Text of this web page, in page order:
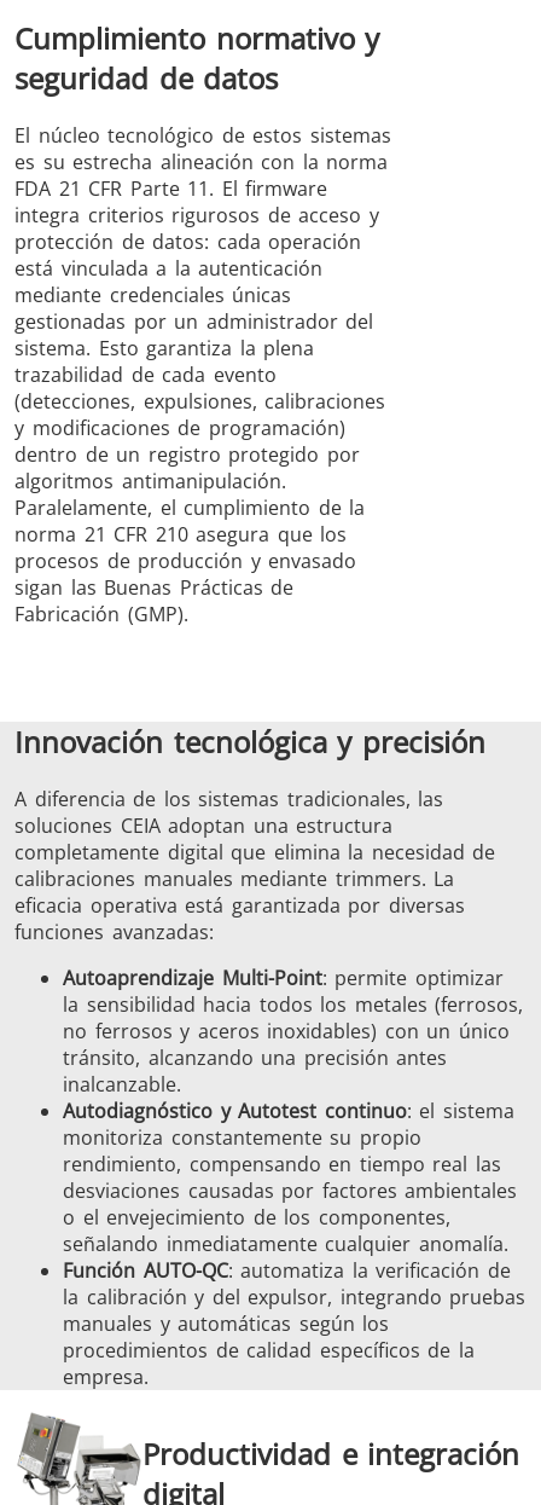
Cumplimiento normativo y
seguridad de datos
El núcleo tecnológico de estos sistemas
es su estrecha alineación con la norma
FDA 21 CFR Parte 11. El firmware
integra criterios rigurosos de acceso y
protección de datos: cada operación
está vinculada a la autenticación
mediante credenciales únicas
gestionadas por un administrador del
sistema. Esto garantiza la plena
trazabilidad de cada evento
(detecciones, expulsiones, calibraciones
y modificaciones de programación)
dentro de un registro protegido por
algoritmos antimanipulación.
Paralelamente, el cumplimiento de la
norma 21 CFR 210 asegura que los
procesos de producción y envasado
sigan las Buenas Prácticas de
Fabricación (GMP).
Innovación tecnológica y precisión
A diferencia de los sistemas tradicionales, las
soluciones CEIA adoptan una estructura
completamente digital que elimina la necesidad de
calibraciones manuales mediante trimmers. La
eficacia operativa está garantizada por diversas
funciones avanzadas:
Autoaprendizaje Multi-Point: permite optimizar
la sensibilidad hacia todos los metales (ferrosos,
no ferrosos y aceros inoxidables) con un único
tránsito, alcanzando una precisión antes
inalcanzable.
Autodiagnóstico y Autotest continuo: el sistema
monitoriza constantemente su propio
rendimiento, compensando en tiempo real las
desviaciones causadas por factores ambientales
o el envejecimiento de los componentes,
señalando inmediatamente cualquier anomalía.
Función AUTO-QC: automatiza la verificación de
la calibración y del expulsor, integrando pruebas
manuales y automáticas según los
procedimientos de calidad específicos de la
empresa.
Productividad e integración
digital